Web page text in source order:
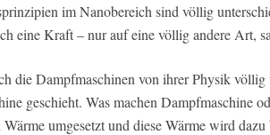
im Nanobereich sind völlig
eine Kraft – nur auf eine völlig andere Art,
die Dampfmaschinen von ihrer Physik völlig
geschieht. Was machen Dampfmaschine
umgesetzt und diese Wärme wird